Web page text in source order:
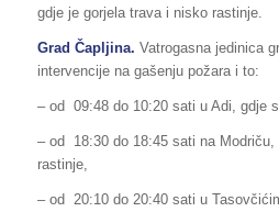
gdje je gorjela trava i nisko rastinje.
Grad Čapljina. Vatrogasna jedinica
intervencije na gašenju požara i to:
– od 09:48 do 10:20 sati u Adi, gdje
– od 18:30 do 18:45 sati na
rastinje,
– od 20:10 do 20:40 sati u